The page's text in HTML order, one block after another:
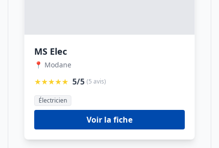
MS Elec
📍 Modane
★★★★★ 5/5 (5 avis)
Électricien
Voir la fiche